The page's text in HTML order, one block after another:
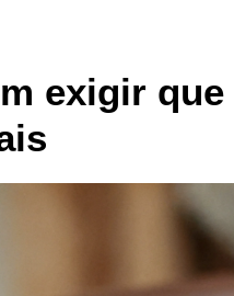
exigir